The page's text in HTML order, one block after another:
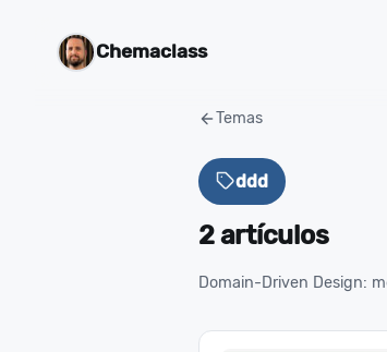
Chemaclass
Temas
ddd
2 artículos
Domain-Driven Design: